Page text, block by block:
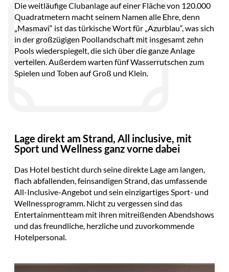
Die weitläufige Clubanlage auf einer Fläche von 120.000
Quadratmetern macht seinem Namen alle Ehre, denn
„Masmavi“ ist das türkische Wort für „Azurblau“, was sich
in der großzügigen Poollandschaft mit insgesamt zehn
Pools wiederspiegelt, die sich über die ganze Anlage
verteilen. Außerdem warten fünf Wasserrutschen zum
Spielen und Toben auf Groß und Klein.
Lage direkt am Strand, All inclusive, mit
Sport und Wellness ganz vorne dabei
Das Hotel besticht durch seine direkte Lage am langen,
flach abfallenden, feinsandigen Strand, das umfassende
All-Inclusive-Angebot und sein einzigartiges Sport- und
Wellnessprogramm. Nicht zu vergessen sind das
Entertainmentteam mit ihren mitreißenden Abendshows
und das freundliche, herzliche und zuvorkommende
Hotelpersonal.